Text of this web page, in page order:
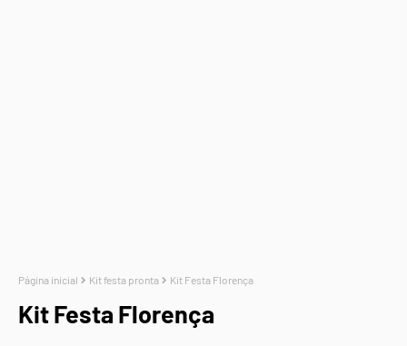
Página inicial Kit festa pronta Kit Festa Florença
Kit Festa Florença